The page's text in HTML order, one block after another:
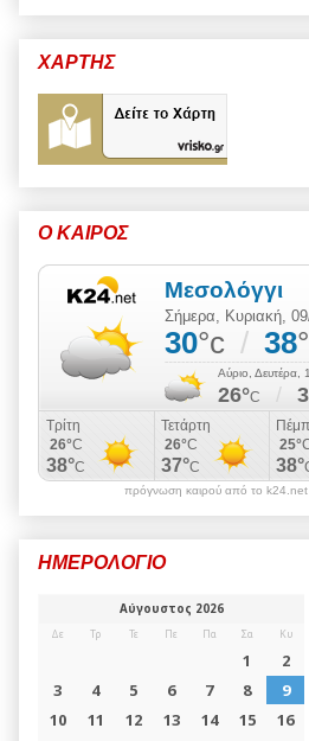
ΧΑΡΤΗΣ
Ο ΚΑΙΡΟΣ
πρόγνωση καιρού από το k24.net
ΗΜΕΡΟΛΟΓΙΟ